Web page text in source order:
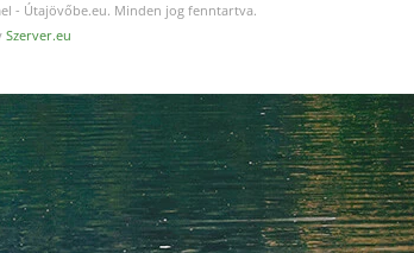
- Útajövőbe.eu. Minden jog fenntartva.
Szerver.eu